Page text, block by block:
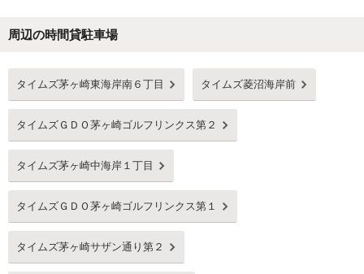
周辺の時間貸駐車場
タイムズ茅ヶ崎東海岸南６丁目 タイムズ菱沼海岸前
タイムズＧＤＯ茅ヶ崎ゴルフリンクス第２
タイムズ茅ヶ崎中海岸１丁目
タイムズＧＤＯ茅ヶ崎ゴルフリンクス第１
タイムズ茅ヶ崎サザン通り第２